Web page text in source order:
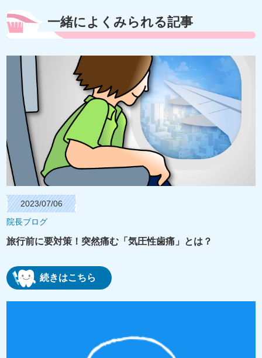
一緒によくみられる記事
2023/07/06
院長ブログ
旅行前に要対策！突然痛む「気圧性歯痛」とは？
続きはこちら